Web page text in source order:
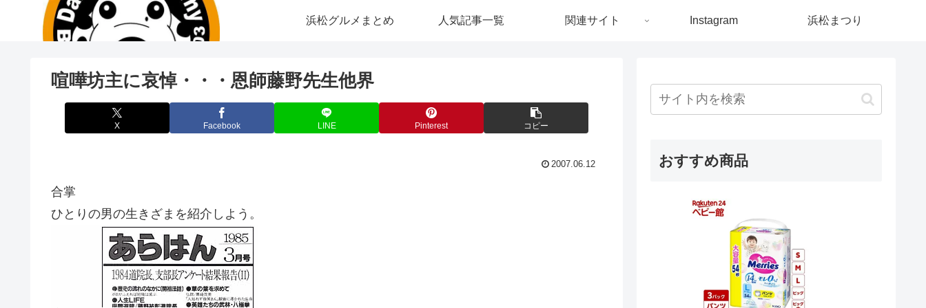
浜松グルメまとめ 人気記事一覧 関連サイト Instagram 浜松まつり
喧嘩坊主に哀悼・・・恩師藤野先生他界
X Facebook LINE Pinterest コピー
2007.06.12
合掌
ひとりの男の生きざまを紹介しよう。
おすすめ商品